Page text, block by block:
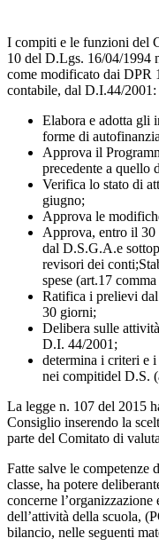
I compiti e le funzioni del
10 del D.Lgs. 16/04/1994
come modificato dai DPR
contabile, dal D.I.44/2001:
Elabora e adotta gli
forme di
Approva il
precedente a quello
Verifica lo stato di
giugno;
Approva le
Approva, entro il
dal D.S.G.A.e
revisori dei conti;
spese (art.17
Ratifica i prelievi
30 giorni;
Delibera sulle
D.I. 44/2001;
determina i criteri e
nei compitidel D.S.
La legge n. 107 del 2015
Consiglio inserendo la
parte del Comitato di
Fatte salve le
classe, ha potere
concerne
dell’attività della scuola,
bilancio, nelle seguenti